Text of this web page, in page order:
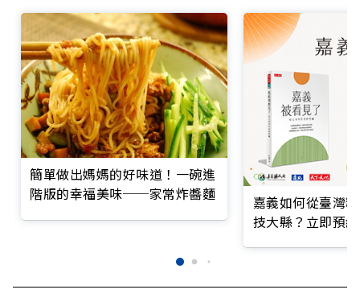
簡單做出媽媽的好味道！一碗進
階版的幸福美味──家常炸醬麵
嘉義如何從臺灣
技大縣？立即預